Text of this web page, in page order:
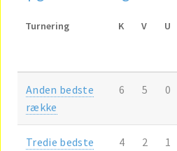
Turnering K V U
Anden bedste
række
6 5 0
Tredie bedste
4 2 1